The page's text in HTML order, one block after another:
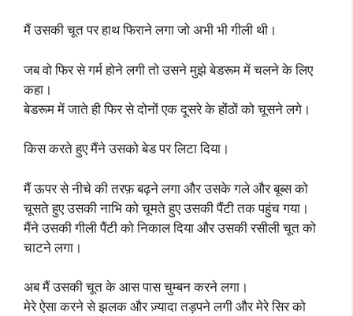
मैं उसकी चूत पर हाथ फिराने लगा जो अभी भी गीली थी।
जब वो फिर से गर्म होने लगी तो उसने मुझे बेडरूम में चलने के लिए
कहा।
बेडरूम में जाते ही फिर से दोनों एक दूसरे के होंठों को चूसने लगे।
किस करते हुए मैंने उसको बेड पर लिटा दिया।
मैं ऊपर से नीचे की तरफ़ बढ़ने लगा और उसके गले और बूब्स को
चूसते हुए उसकी नाभि को चूमते हुए उसकी पैंटी तक पहुंच गया।
मैंने उसकी गीली पैंटी को निकाल दिया और उसकी रसीली चूत को
चाटने लगा।
अब मैं उसकी चूत के आस पास चुम्बन करने लगा।
मेरे ऐसा करने से झलक और ज़्यादा तड़पने लगी और मेरे सिर को